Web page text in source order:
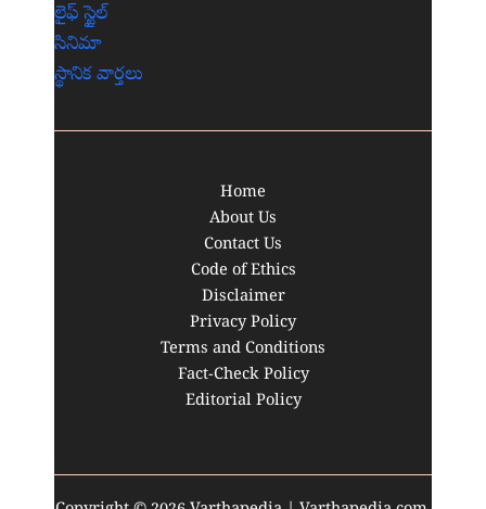
లైఫ్ స్టైల్
సినిమా
స్థానిక వార్తలు
Home
About Us
Contact Us
Code of Ethics
Disclaimer
Privacy Policy
Terms and Conditions
Fact-Check Policy
Editorial Policy